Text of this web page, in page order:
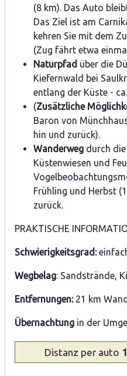
(8 km). Das Auto
Das Ziel ist am
kehren Sie mit dem
(Zug fährt etwa
Naturpfad über die
Kiefernwald bei
entlang der Küste -
(Zusätzliche
Baron von
hin und zurück).
Wanderweg durch
Küstenwiesen und
Frühling und Herbst
zurück.
PRAKTISCHE
Schwierigkeitsgrad:
Wegbelag: Sandstrände,
Entfernungen:21 km
Übernachtung in der
Distanz per auto